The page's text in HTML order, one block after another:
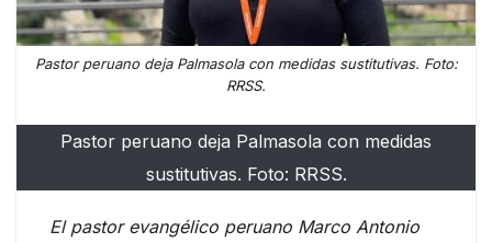
Pastor peruano deja Palmasola con medidas sustitutivas. Foto:
RRSS.
Pastor peruano deja Palmasola con medidas
sustitutivas. Foto: RRSS.
El pastor evangélico peruano Marco Antonio